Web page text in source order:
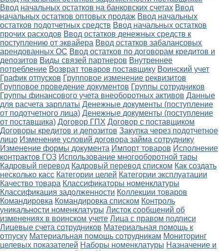
Ввод начальных остатков на банковских счетах Ввод
начальных остатков оптовых продаж Ввод начальных
остатков подотчетных средств Ввод начальных остатков
прочих расходов Ввод остатков денежных средств к
поступлению от эквайера Ввод остатков забалансовых
арендованных ОС Ввод остатков по договорам кредитов и
депозитов Виды связей партнеров Внутреннее
потребление Возврат товаров поставщику Воинский учет
График отпусков Групповое изменение реквизитов
Групповое проведение документов Группы сотрудников
Группы финансового учета внеоборотных активов Данные
для расчета зарплаты Денежные документы (поступление
от подотчетного лица) Денежные документы (поступление
от поставщика) Договор ГПХ Договор с поставщиком
Договоры кредитов и депозитов Закупка через подотчетное
лицо Изменение условий договора займа сотруднику
Изменение формы документа Импорт товаров Исполнение
контрактов ГОЗ Использование многооборотной тары
Кадровый перевод Кадровый перевод списком Как создать
несколько касс Категории целей Категории эксплуатации
Качество товара Классификаторы номенклатуры
Классификация задолженности Коллекции товаров
Командировка Командировка списком Контроль
уникальности номенклатуры Листок сообщений об
изменениях в воинском учете Лица с правом подписи
Лицевые счета сотрудников Материальная помощь к
отпуску Материальная помощь сотрудникам Мониторинг
целевых показателей Наборы номенклатуры Назначение и